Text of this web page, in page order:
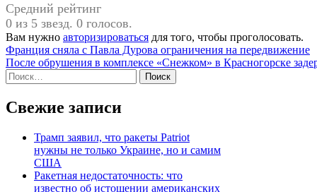
Средний рейтинг
0 из 5 звезд. 0 голосов.
Вам нужно авторизироваться для того, чтобы проголосовать.
Навигация
по
записям
Франция сняла с Павла Дурова ограничения на передвижение
После обрушения в комплексе «Снежком» в Красногорске
Найти:
Свежие записи
Трамп заявил, что ракеты Patriot
нужны не только Украине, но и самим
США
Ракетная недостаточность: что
известно об истощении американских